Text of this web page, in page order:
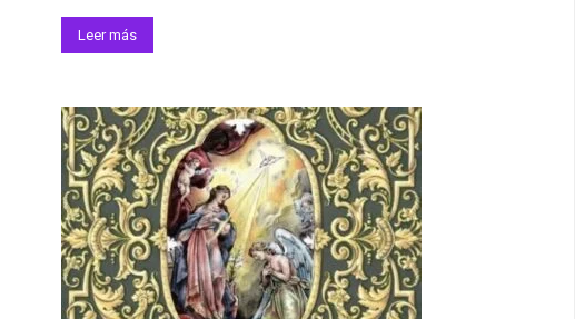
Leer más